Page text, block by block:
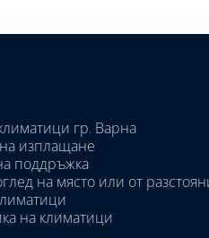
гр. Варна
изплащане
поддръжка
на място или от
на климатици